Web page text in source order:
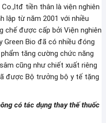
tiền thân là viện nghiên
lập từ năm 2001 với nhiều
chế được cấp bởi Viện nghiên
Green Bio đã có nhiều đóng
tăng cường chức năng
cũng như chiết xuất riêng
được Bộ trưởng bộ y tế tặng
có tác dụng thay thế thuốc